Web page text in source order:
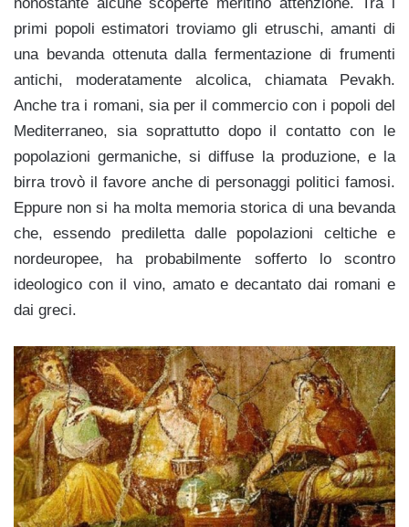
primi popoli estimatori troviamo gli etruschi, amanti di
una bevanda ottenuta dalla fermentazione di frumenti
antichi, moderatamente alcolica, chiamata Pevakh.
Anche tra i romani, sia per il commercio con i popoli del
Mediterraneo, sia soprattutto dopo il contatto con le
popolazioni germaniche, si diffuse la produzione, e la
birra trovò il favore anche di personaggi politici famosi.
Eppure non si ha molta memoria storica di una bevanda
che, essendo prediletta dalle popolazioni celtiche e
nordeuropee, ha probabilmente sofferto lo scontro
ideologico con il vino, amato e decantato dai romani e
dai greci.